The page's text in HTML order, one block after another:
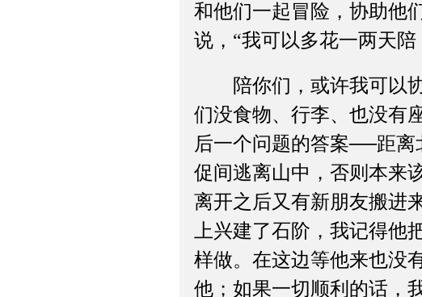
和他们一起冒险，协助他
说，“我可以多花一两天陪
陪你们，或许我可以协
们没食物、行李、也没有
后一个问题的答案──距离
促间逃离山中，否则本来
离开之后又有新朋友搬进
上兴建了石阶，我记得
样做。在这边等他来也没
他；如果一切顺利的话，